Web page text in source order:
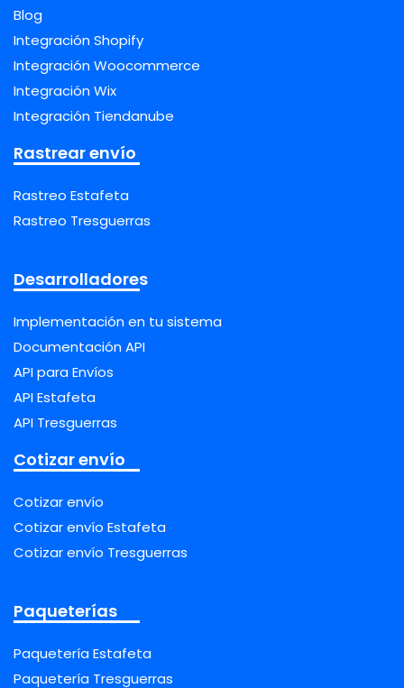
Blog
Integración Shopify
Integración Woocommerce
Integración Wix
Integración Tiendanube
Rastrear envío
Rastreo Estafeta
Rastreo Tresguerras
Desarrolladores
Implementación en tu sistema
Documentación API
API para Envíos
API Estafeta
API Tresguerras
Cotizar envío
Cotizar envío
Cotizar envío Estafeta
Cotizar envío Tresguerras
Paqueterías
Paquetería Estafeta
Paquetería Tresguerras